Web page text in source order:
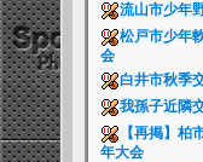
流山市少年
松戸市少年
会
白井市秋季
我孫子近隣
【再掲】柏
年大会